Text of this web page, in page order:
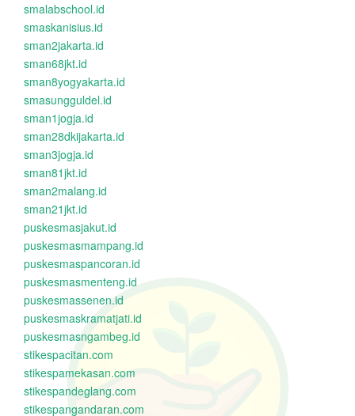
smalabschool.id
smaskanisius.id
sman2jakarta.id
sman68jkt.id
sman8yogyakarta.id
smasungguldel.id
sman1jogja.id
sman28dkijakarta.id
sman3jogja.id
sman81jkt.id
sman2malang.id
sman21jkt.id
puskesmasjakut.id
puskesmasmampang.id
puskesmaspancoran.id
puskesmasmenteng.id
puskesmassenen.id
puskesmaskramatjati.id
puskesmasngambeg.id
stikespacitan.com
stikespamekasan.com
stikespandeglang.com
stikespangandaran.com